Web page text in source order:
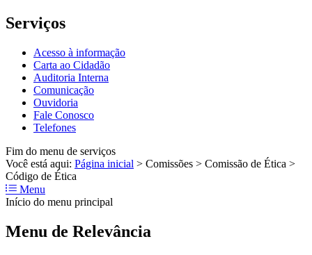
Serviços
Acesso à informação
Carta ao Cidadão
Auditoria Interna
Comunicação
Ouvidoria
Fale Conosco
Telefones
Fim do menu de serviços
Você está aqui: Página inicial > Comissões > Comissão de Ética >
Código de Ética
Menu
Início do menu principal
Menu de Relevância